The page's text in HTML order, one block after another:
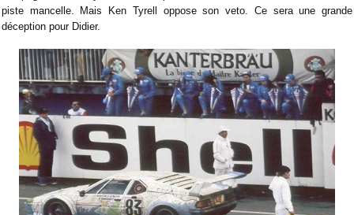
piste mancelle. Mais Ken Tyrell oppose son veto. Ce sera une grande
déception pour Didier.